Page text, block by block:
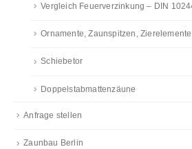
Vergleich Feuerverzinkung – DIN
Ornamente, Zaunspitzen, Zierelemente
Schiebetor
Doppelstabmattenzäune
Anfrage stellen
Zaunbau Berlin